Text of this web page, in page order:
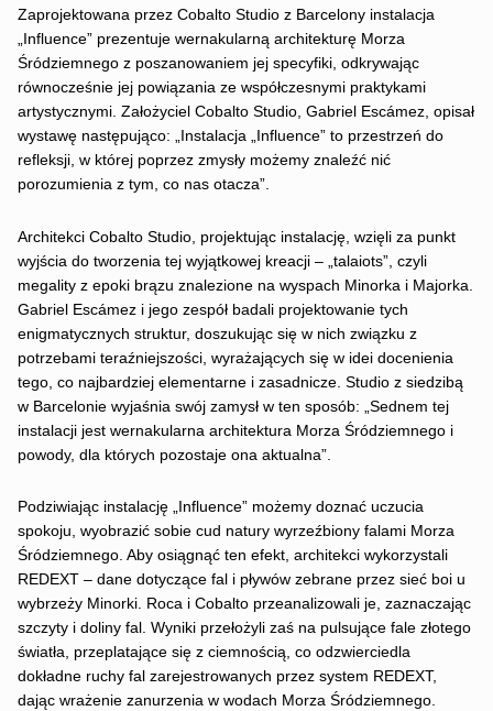
Zaprojektowana przez Cobalto Studio z Barcelony instalacja
„Influence” prezentuje wernakularną architekturę Morza
Śródziemnego z poszanowaniem jej specyfiki, odkrywając
równocześnie jej powiązania ze współczesnymi praktykami
artystycznymi. Założyciel Cobalto Studio, Gabriel Escámez, opisał
wystawę następująco: „Instalacja „Influence” to przestrzeń do
refleksji, w której poprzez zmysły możemy znaleźć nić
porozumienia z tym, co nas otacza”.
Architekci Cobalto Studio, projektując instalację, wzięli za punkt
wyjścia do tworzenia tej wyjątkowej kreacji – „talaiots”, czyli
megality z epoki brązu znalezione na wyspach Minorka i Majorka.
Gabriel Escámez i jego zespół badali projektowanie tych
enigmatycznych struktur, doszukując się w nich związku z
potrzebami teraźniejszości, wyrażających się w idei docenienia
tego, co najbardziej elementarne i zasadnicze. Studio z siedzibą
w Barcelonie wyjaśnia swój zamysł w ten sposób: „Sednem tej
instalacji jest wernakularna architektura Morza Śródziemnego i
powody, dla których pozostaje ona aktualna”.
Podziwiając instalację „Influence” możemy doznać uczucia
spokoju, wyobrazić sobie cud natury wyrzeźbiony falami Morza
Śródziemnego. Aby osiągnąć ten efekt, architekci wykorzystali
REDEXT – dane dotyczące fal i pływów zebrane przez sieć boi u
wybrzeży Minorki. Roca i Cobalto przeanalizowali je, zaznaczając
szczyty i doliny fal. Wyniki przełożyli zaś na pulsujące fale złotego
światła, przeplatające się z ciemnością, co odzwierciedla
dokładne ruchy fal zarejestrowanych przez system REDEXT,
dając wrażenie zanurzenia w wodach Morza Śródziemnego.